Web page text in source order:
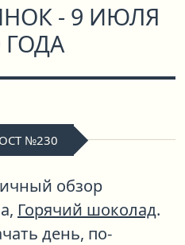
- 9 ИЮЛЯ
ГОДА
№230
обзор
Горячий шоколад.
день, по-